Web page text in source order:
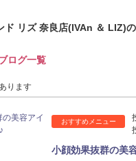
ド リズ 奈良店(IVAn ＆ LIZ)
ログ一覧
ります
おすすめメニュー
小顔効果抜群の美